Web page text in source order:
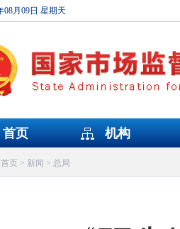
08月09日 星期天
首页 机构
首页> 新闻 > 总局